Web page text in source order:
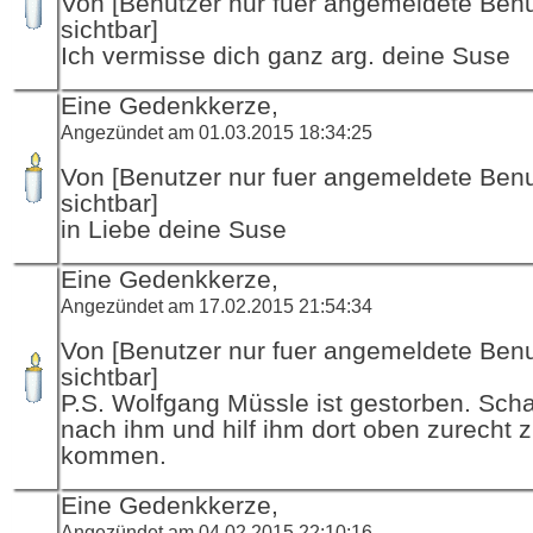
sichtbar]
Ich vermisse dich ganz arg. deine Suse
Eine Gedenkkerze,
Angezündet am 01.03.2015 18:34:25
Von [Benutzer nur fuer angemeldete
sichtbar]
in Liebe deine Suse
Eine Gedenkkerze,
Angezündet am 17.02.2015 21:54:34
Von [Benutzer nur fuer angemeldete
sichtbar]
P.S. Wolfgang Müssle ist gestorben.
nach ihm und hilf ihm dort oben zurecht
kommen.
Eine Gedenkkerze,